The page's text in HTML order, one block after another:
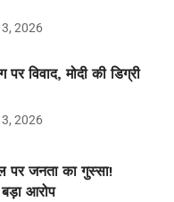
2026
पर विवाद, मोदी की डिग्री
2026
पर जनता का गुस्सा!
आरोप